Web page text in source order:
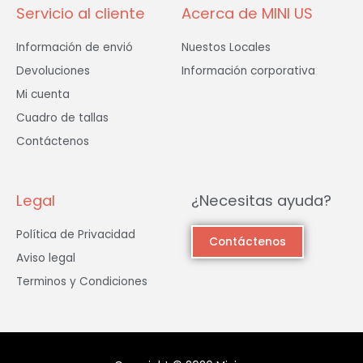
Servicio al cliente
Información de envió
Devoluciones
Mi cuenta
Cuadro de tallas
Contáctenos
Acerca de MINI US
Nuestos Locales
Información corporativa
Legal
Política de Privacidad
Aviso legal
Terminos y Condiciones
¿Necesitas ayuda?
Contáctenos